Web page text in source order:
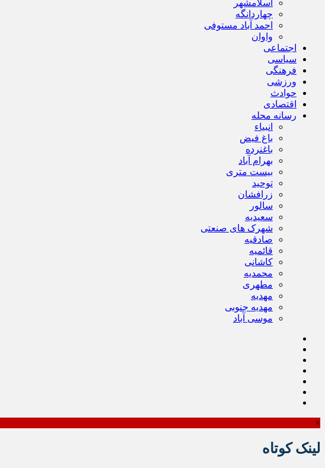
اسلامشهر
چهاردانگه
احمد آباد مستوفی
واوان
اجتماعی
سیاسی
فرهنگی
ورزشی
حوادث
اقتصادی
رسانه محله
انبیاء
باغ فیض
باغنرده
بهرام آباد
بیست متری
توحید
زرافشان
سالور
سعیدیه
شهرک های صنعتی
صادقیه
قائمیه
کاشانی
محمدیه
مطهری
مهدیه
مهدیه جنوبی
موسی آباد
×
لینک کوتاه